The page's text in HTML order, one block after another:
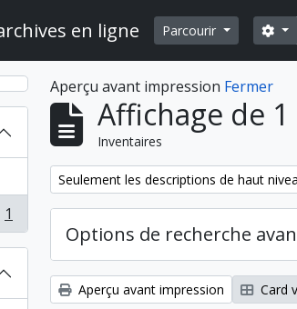
en ligne Parcourir
1
Aperçu avant impression Fermer
Affichage de
Inventaires
Remove filter:
Seulement les descriptions de haut
Options de recherche
Aperçu avant impression Card